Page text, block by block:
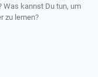
Was kannst Du tun, um
zu lernen?